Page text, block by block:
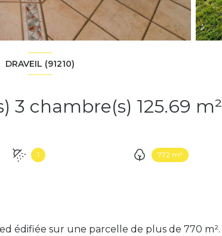
DRAVEIL (91210)
Maison 6 pièce(s) 3 chambre(s) 125.69 m²
1 772 m²
édifiée sur une parcelle de plus de 770 m².